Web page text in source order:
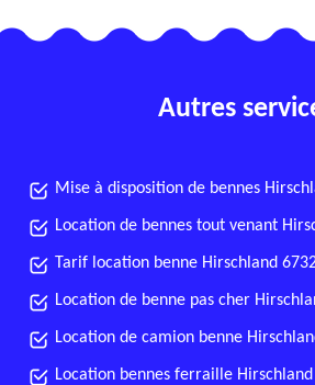
Autres
Mise à disposition de bennes
Location de bennes tout venant
Tarif location benne Hirschland
Location de benne pas cher
Location de camion benne
Location bennes ferraille